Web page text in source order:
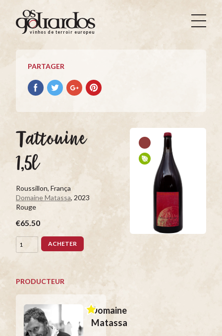
Os
Goliardos
Vinhos
Terroir
Europeus
vinhos de terroir europeus
PARTAGER
Partager
avec
Partager
avec
Partager
avec
Partager
avec
Tattouine
1,5l
Roussillon, França
Domaine Matassa, 2023
Rouge
€65.50
ACHETER
PRODUCTEUR
Domaine
Matassa